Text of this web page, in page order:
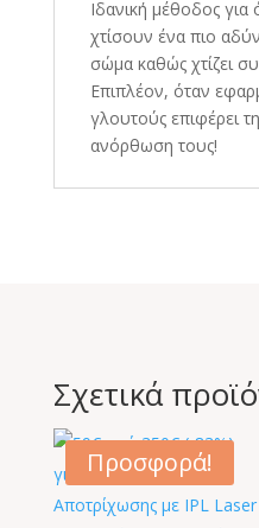
Ιδανική μέθοδος
χτίσουν ένα πιο
σώμα καθώς χτίζει
Επιπλέον, όταν
γλουτούς επιφέρει
ανόρθωση τους!
Σχετικά
Προσφορά!